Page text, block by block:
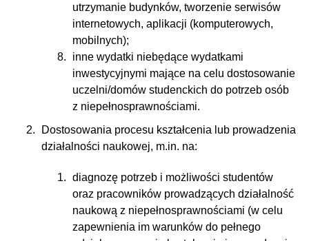
utrzymanie budynków, tworzenie serwisów
internetowych, aplikacji (komputerowych,
mobilnych);
inne wydatki niebędące wydatkami
inwestycyjnymi mające na celu dostosowanie
uczelni/domów studenckich do potrzeb osób
z niepełnosprawnościami.
Dostosowania procesu kształcenia lub prowadzenia
działalności naukowej, m.in. na:
diagnozę potrzeb i możliwości studentów
oraz pracowników prowadzących działalność
naukową z niepełnosprawnościami (w celu
zapewnienia im warunków do pełnego